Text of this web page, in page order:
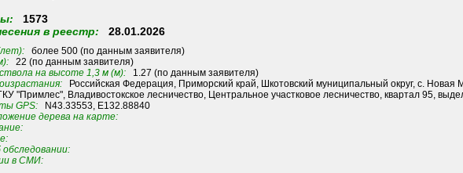
1573
в реестр: 28.01.2026
более 500 (по данным заявителя)
22 (по данным заявителя)
на высоте 1,3 м (м):1.27 (по данным заявителя)
Российская Федерация, Приморский край, Шкотовский муниципальный округ, с. Новая
"Примлес", Владивостокское лесничество, Центральное участковое лесничество, квартал 95,
GPS:N43.33553, E132.88840
дерева на карте:
в СМИ: